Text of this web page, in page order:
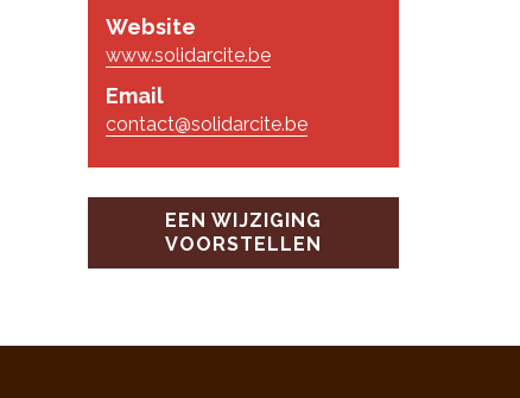
Website
www.solidarcite.be
Email
contact@solidarcite.be
EEN WIJZIGING
VOORSTELLEN